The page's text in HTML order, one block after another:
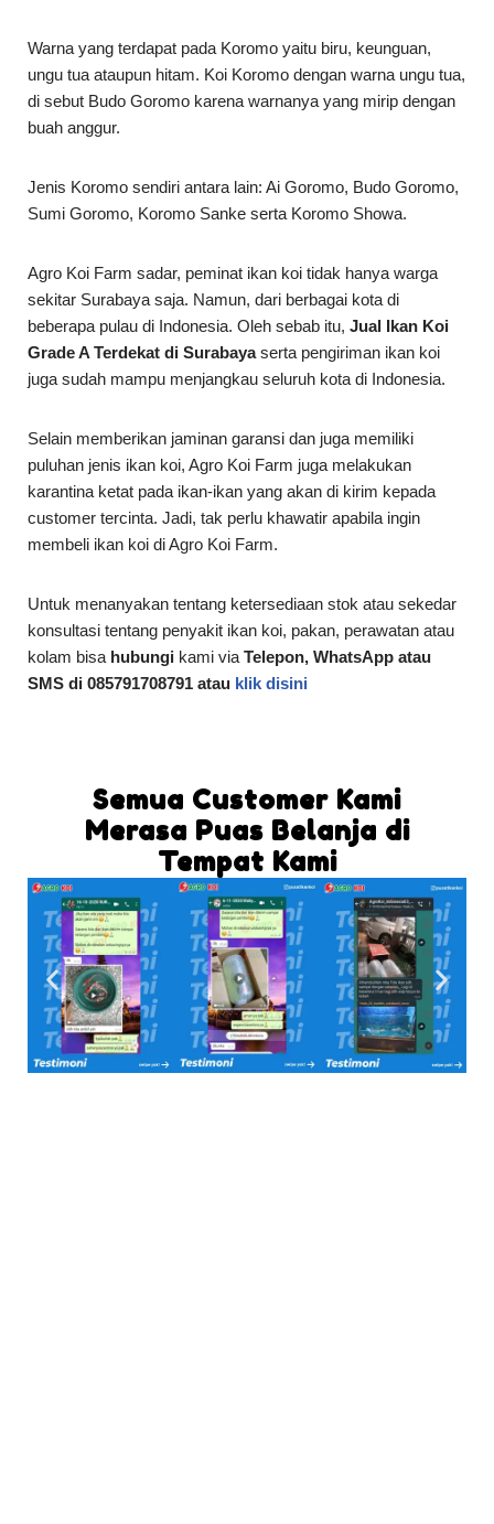
Warna yang terdapat pada Koromo yaitu biru, keunguan,
ungu tua ataupun hitam. Koi Koromo dengan warna ungu tua,
di sebut Budo Goromo karena warnanya yang mirip dengan
buah anggur.
Jenis Koromo sendiri antara lain: Ai Goromo, Budo Goromo,
Sumi Goromo, Koromo Sanke serta Koromo Showa.
Agro Koi Farm sadar, peminat ikan koi tidak hanya warga
sekitar Surabaya saja. Namun, dari berbagai kota di
beberapa pulau di Indonesia. Oleh sebab itu, Jual Ikan Koi
Grade A Terdekat di Surabayaserta pengiriman ikan koi
juga sudah mampu menjangkau seluruh kota di Indonesia.
Selain memberikan jaminan garansi dan juga memiliki
puluhan jenis ikan koi, Agro Koi Farm juga melakukan
karantina ketat pada ikan-ikan yang akan di kirim kepada
customer tercinta. Jadi, tak perlu khawatir apabila ingin
membeli ikan koi di Agro Koi Farm.
Untuk menanyakan tentang ketersediaan stok atau sekedar
konsultasi tentang penyakit ikan koi, pakan, perawatan atau
kolam bisa hubungi kami viaTelepon, WhatsApp atau
SMS di 085791708791 atau klik disini
Semua Customer Kami
Merasa Puas Belanja di
Tempat Kami